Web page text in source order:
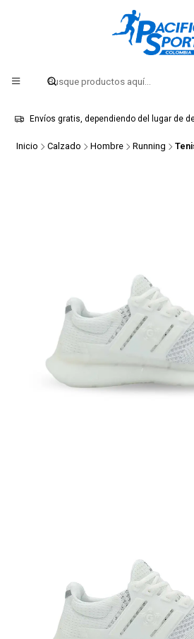
Envíos gratis, dependiendo del lugar de
Inicio Calzado Hombre Running